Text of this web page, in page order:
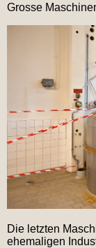
Grosse
Die letzten
ehemaligen